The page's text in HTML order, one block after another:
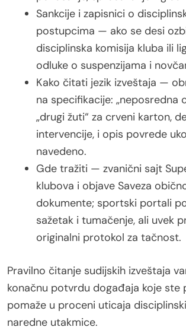
Sankcije i zapisnici o
postupcima — ako se desi
disciplinska komisija kluba ili
odluke o suspenzijama i
Kako čitati jezik izveštaja —
na specifikacije: „neposredna
„drugi žuti“ za crveni karton,
intervencije, i opis povrede
navedeno.
Gde tražiti — zvanični sajt
klubova i objave Saveza
dokumente; sportski portali
sažetak i tumačenje, ali uvek
originalni protokol za tačnost.
Pravilno čitanje sudijskih izveštaja
konačnu potvrdu događaja koje ste
pomaže u proceni uticaja
naredne utakmice.